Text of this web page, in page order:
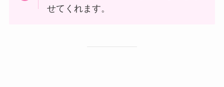
せてくれます。